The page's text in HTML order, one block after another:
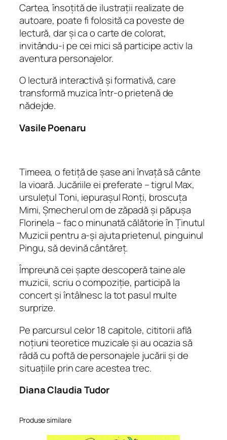
Cartea, însoțită de ilustrații realizate de
autoare, poate fi folosită ca poveste de
lectură, dar și ca o carte de colorat,
invitându-i pe cei mici să participe activ la
aventura personajelor.
O lectură interactivă și formativă, care
transformă muzica într-o prietenă de
nădejde.
Vasile Poenaru
Timeea, o fetiță de șase ani învață să cânte
la vioară. Jucăriile ei preferate – tigrul Max,
ursulețul Toni, iepurașul Ronți, broscuța
Mimi, Șmecherul om de zăpadă și păpușa
Florinela – fac o minunată călătorie în Ținutul
Muzicii pentru a-și ajuta prietenul, pinguinul
Pingu, să devină cântăreț.
Împreună cei șapte descoperă taine ale
muzicii, scriu o compoziție, participă la
concert și întâlnesc la tot pasul multe
surprize.
Pe parcursul celor 18 capitole, cititorii află
noțiuni teoretice muzicale și au ocazia să
râdă cu poftă de personajele jucării și de
situațiile prin care acestea trec.
Diana Claudia Tudor
Produse similare